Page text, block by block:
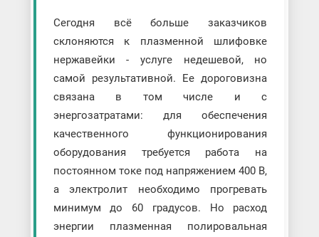
Сегодня всё больше заказчиков
склоняются к плазменной шлифовке
нержавейки - услуге недешевой, но
самой результативной. Ее дороговизна
связана в том числе и с
энергозатратами: для обеспечения
качественного функционирования
оборудования требуется работа на
постоянном токе под напряжением 400 В,
а электролит необходимо прогревать
минимум до 60 градусов. Но расход
энергии плазменная полировальная